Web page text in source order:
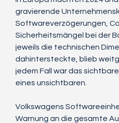
gravierende
Softwareverzögerungen,
Sicherheitsmängel bei der
jeweils die technischen
dahintersteckte, blieb
jedem Fall war das
eines unsichtbaren.
Volkswagens
Warnung an die gesamte